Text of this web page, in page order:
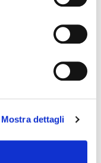
Mostra dettagli